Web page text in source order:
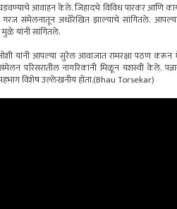
आवाहन केले. जिहादचे विविध पारकर आणि
संमेलनातून अधोरेखित झाल्याचे सांगितले. आपल्या
यांनी सांगितले.
यांनी आपल्या सुरेल आवाजात रामरक्षा पठण
परिसरातील नागरिकांनी मिळून यशस्वी केले.
विशेष उल्लेखनीय होता.(Bhau Torsekar)